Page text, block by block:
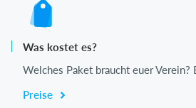
Was kostet es?
Welches Paket braucht euer Verein?
Preise